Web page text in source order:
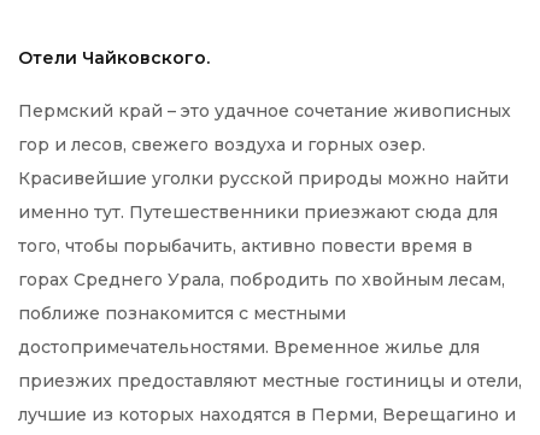
Отели Чайковского.
Пермский край – это удачное сочетание живописных
гор и лесов, свежего воздуха и горных озер.
Красивейшие уголки русской природы можно найти
именно тут. Путешественники приезжают сюда для
того, чтобы порыбачить, активно повести время в
горах Среднего Урала, побродить по хвойным лесам,
поближе познакомится с местными
достопримечательностями. Временное жилье для
приезжих предоставляют местные гостиницы и отели,
лучшие из которых находятся в Перми, Верещагино и